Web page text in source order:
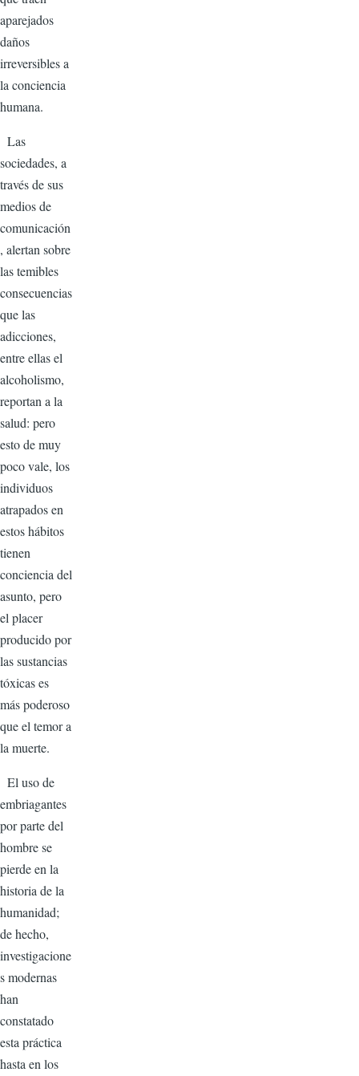
aparejados
daños
irreversibles a
la conciencia
humana.
Las
sociedades, a
través de sus
medios de
comunicación
, alertan sobre
las temibles
consecuencias
que las
adicciones,
entre ellas el
alcoholismo,
reportan a la
salud: pero
esto de muy
poco vale, los
individuos
atrapados en
estos hábitos
tienen
conciencia del
asunto, pero
el placer
producido por
las sustancias
tóxicas es
más poderoso
que el temor a
la muerte.
El uso de
embriagantes
por parte del
hombre se
pierde en la
historia de la
humanidad;
de hecho,
investigacione
s modernas
han
constatado
esta práctica
hasta en los